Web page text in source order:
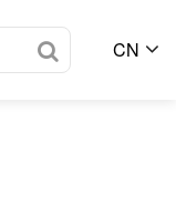
CN